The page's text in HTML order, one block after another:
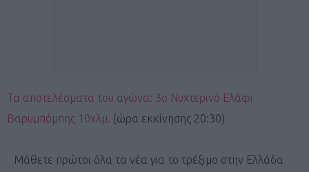
Τα αποτελέσματα του αγώνα: 3ο Νυχτερινό Ελάφι
Βαρυμπόμπης 10χλμ. (ώρα εκκίνησης 20:30)
Μάθετε πρώτοι όλα τα νέα για το τρέξιμο στην Ελλάδα